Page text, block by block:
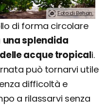
Foto di Behan.
di forma circolare
una splendida
acque tropicali.
può tornarvi utile
difficoltà e
a rilassarvi senza